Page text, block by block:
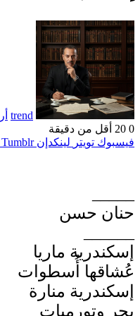
trend
0
أقل من دقيقة
فيسبوك تويتر لينكدإن
حنان حسن
إسكندرية ماريا
عُشاقها أُسطوات
إسكندرية منارة
بحر وتورميات